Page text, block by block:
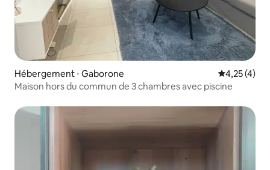
Hébergement ⋅ Gaborone Évaluation
4,25 (4)
Maison hors du commun de 3 chambres avec piscine